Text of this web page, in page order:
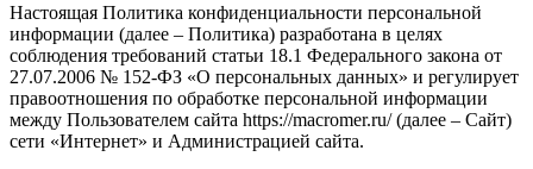
Настоящая Политика конфиденциальности персональной
информации (далее – Политика) разработана в целях
соблюдения требований статьи 18.1 Федерального закона от
27.07.2006 № 152-ФЗ «О персональных данных» и регулирует
правоотношения по обработке персональной информации
между Пользователем сайта https://macromer.ru/ (далее – Сайт)
сети «Интернет» и Администрацией сайта.